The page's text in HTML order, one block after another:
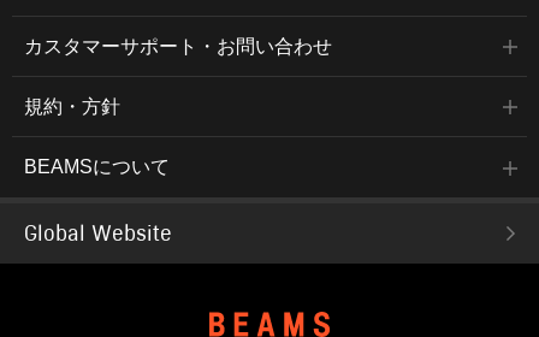
カスタマーサポート・お問い合わせ
規約・方針
BEAMSについて
Global Website